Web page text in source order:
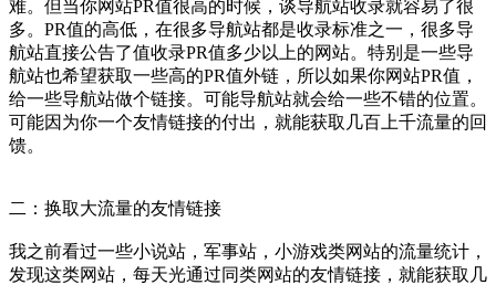
难。但当你网站PR值很高的时候，谈导航站收录就容易了很
多。PR值的高低，在很多导航站都是收录标准之一，很多导
航站直接公告了值收录PR值多少以上的网站。特别是一些导
航站也希望获取一些高的PR值外链，所以如果你网站PR值，
给一些导航站做个链接。可能导航站就会给一些不错的位置。
可能因为你一个友情链接的付出，就能获取几百上千流量的回
馈。
二：换取大流量的友情链接
我之前看过一些小说站，军事站，小游戏类网站的流量统计，
发现这类网站，每天光通过同类网站的友情链接，就能获取几